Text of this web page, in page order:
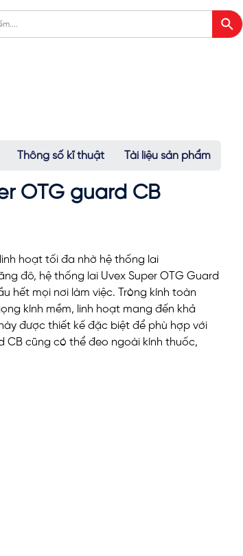
Thông số kĩ thuật Tài liệu sản phẩm
OTG guard CB
hoạt tối đa nhờ hệ thống lai
đô, hệ thống lai Uvex Super OTG Guard
hết mọi nơi làm việc.
Tròng kính toàn
kính mềm, linh hoạt mang đến khả
được thiết kế đặc biệt để phù hợp với
CB cũng có thể đeo ngoài kính thuốc,